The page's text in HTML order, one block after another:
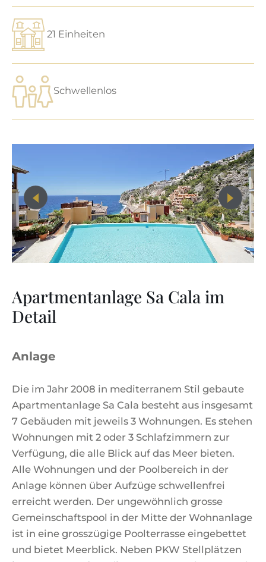
21 Einheiten
Schwellenlos
Apartmentanlage Sa Cala im
Detail
Anlage
Die im Jahr 2008 in mediterranem Stil gebaute
Apartmentanlage Sa Cala besteht aus insgesamt
7 Gebäuden mit jeweils 3 Wohnungen. Es stehen
Wohnungen mit 2 oder 3 Schlafzimmern zur
Verfügung, die alle Blick auf das Meer bieten.
Alle Wohnungen und der Poolbereich in der
Anlage können über Aufzüge schwellenfrei
erreicht werden. Der ungewöhnlich grosse
Gemeinschaftspool in der Mitte der Wohnanlage
ist in eine grosszügige Poolterrasse eingebettet
und bietet Meerblick. Neben PKW Stellplätzen